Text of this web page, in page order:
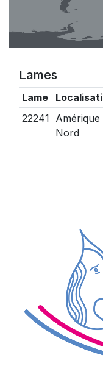
Lames
Lame
22241 Amérique
Nord